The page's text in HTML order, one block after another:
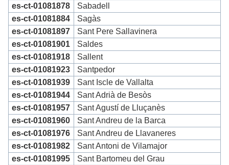
es-ct-01081878
Sabadell
es-ct-01081884
Sagàs
es-ct-01081897
Sant Pere Sallavinera
es-ct-01081901
Saldes
es-ct-01081918
Sallent
es-ct-01081923
Santpedor
es-ct-01081939
Sant Iscle de Vallalta
es-ct-01081944
Sant Adrià de Besòs
es-ct-01081957
Sant Agustí de Lluçanès
es-ct-01081960
Sant Andreu de la Barca
es-ct-01081976
Sant Andreu de Llavaneres
es-ct-01081982
Sant Antoni de Vilamajor
es-ct-01081995
Sant Bartomeu del Grau